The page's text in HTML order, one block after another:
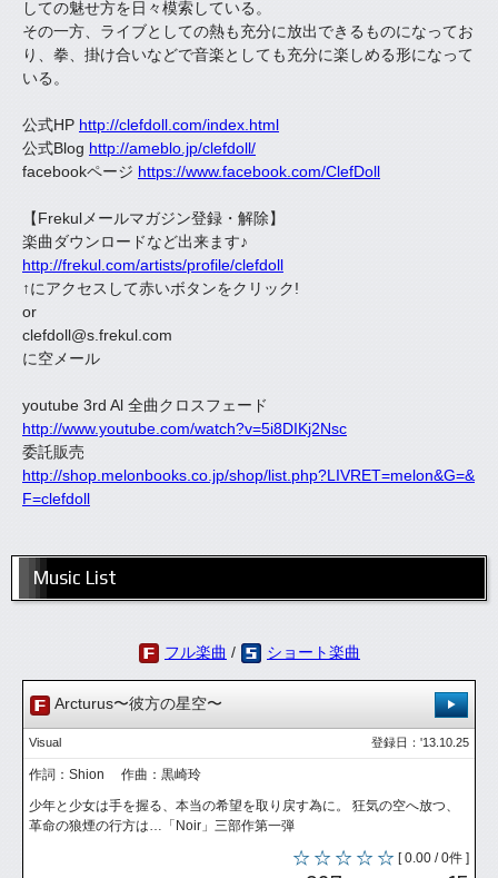
しての魅せ方を日々模索している。
その一方、ライブとしての熱も充分に放出できるものになってお
り、拳、掛け合いなどで音楽としても充分に楽しめる形になって
いる。
公式HP http://clefdoll.com/index.html
公式Blog http://ameblo.jp/clefdoll/
facebookページ https://www.facebook.com/ClefDoll
【Frekulメールマガジン登録・解除】
楽曲ダウンロードなど出来ます♪
http://frekul.com/artists/profile/clefdoll
↑にアクセスして赤いボタンをクリック!
or
clefdoll@s.frekul.com
に空メール
youtube 3rd Al 全曲クロスフェード
http://www.youtube.com/watch?v=5i8DIKj2Nsc
委託販売
http://shop.melonbooks.co.jp/shop/list.php?LIVRET=melon&G=&
F=clefdoll
Music List
フル楽曲 / ショート楽曲
Arcturus〜彼方の星空〜
登録日：'13.10.25
Visual
作詞：Shion 作曲：黒崎玲
少年と少女は手を握る、本当の希望を取り戻す為に。 狂気の空へ放つ、
革命の狼煙の行方は…「Noir」三部作第一弾
[ 0.00 / 0件 ]